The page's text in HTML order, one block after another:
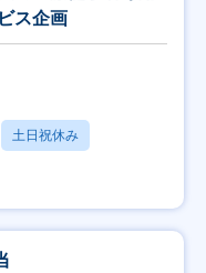
ス企画
土日祝休み